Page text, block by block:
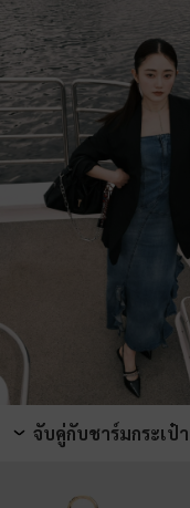
จับคู่กับชาร์มกระเป๋